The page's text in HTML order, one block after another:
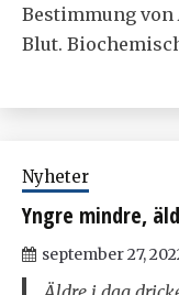
Bestimmung
Blut.
Nyheter
Yngre mindre,
september 27,